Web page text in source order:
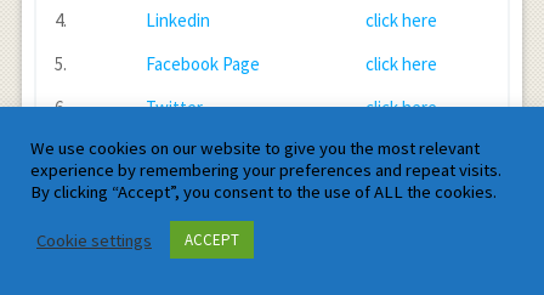
4.
Linkedin
click here
5.
Facebook Page
click here
6.
Twitter
click here
7.
Twitter click here
Facebook
Twitter
LinkedIn
Tumblr
We use cookies on our website to give you the most relevant
experience by remembering your preferences and repeat visits.
By clicking “Accept”, you consent to the use of ALL the cookies.
Cookie settings ACCEPT